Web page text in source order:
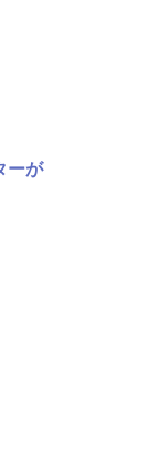
ーが